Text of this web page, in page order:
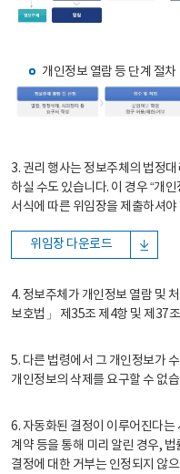
개인정보 열람 등 단계 절차
3. 권리 행사는 정보주체의 법정
하실 수도 있습니다. 이 경우 “개
서식에 따른 위임장을 제출하셔야
위임장 다운로드
4. 정보주체가 개인정보 열람 및
보호법」 제35조 제4항 및 제37
5. 다른 법령에서 그 개인정보가
개인정보의 삭제를 요구할 수 없
6. 자동화된 결정이 이루어진다
계약 등을 통해 미리 알린 경우,
결정에 대한 거부는 인정되지 않